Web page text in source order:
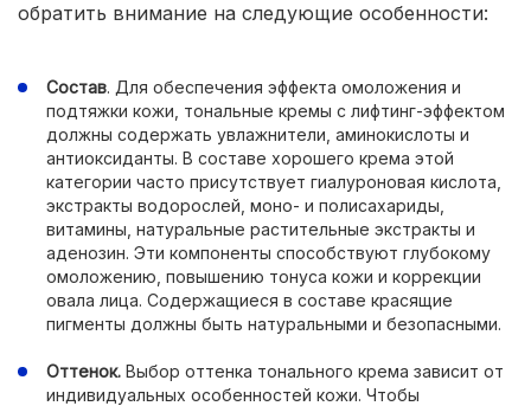
обратить внимание на следующие особенности:
Состав. Для обеспечения эффекта омоложения и
подтяжки кожи, тональные кремы с лифтинг-эффектом
должны содержать увлажнители, аминокислоты и
антиоксиданты. В составе хорошего крема этой
категории часто присутствует гиалуроновая кислота,
экстракты водорослей, моно- и полисахариды,
витамины, натуральные растительные экстракты и
аденозин. Эти компоненты способствуют глубокому
омоложению, повышению тонуса кожи и коррекции
овала лица. Содержащиеся в составе красящие
пигменты должны быть натуральными и безопасными.
Оттенок. Выбор оттенка тонального крема зависит от
индивидуальных особенностей кожи. Чтобы